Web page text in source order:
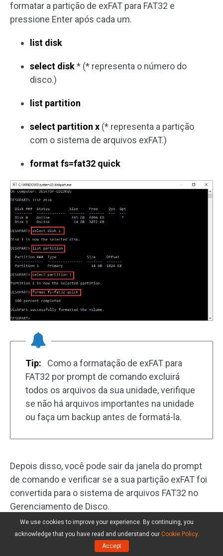
formatar a partição de exFAT para FAT32 e
pressione Enter após cada um.
list disk
select disk* (* representa o número do
disco.)
list partition
select partition x (* representa a partição
com o sistema de arquivos exFAT.)
format fs=fat32 quick
Tip:
Como a formatação de exFAT para
FAT32 por prompt de comando excluirá
todos os arquivos da sua unidade, verifique
se não há arquivos importantes na unidade
ou faça um backup antes de formatá-la.
Depois disso, você pode sair da janela do prompt
de comando e verificar se a sua partição exFAT foi
convertida para o sistema de arquivos FAT32 no
Gerenciamento de Disco.
Após ler os três métodos acima, você verá que a
maneira mais simples de formatar o exFAT para
We use cookies to improve your experience. By continuing, you
acknowledge that you have read and understand our Cookie Policy.
Accept